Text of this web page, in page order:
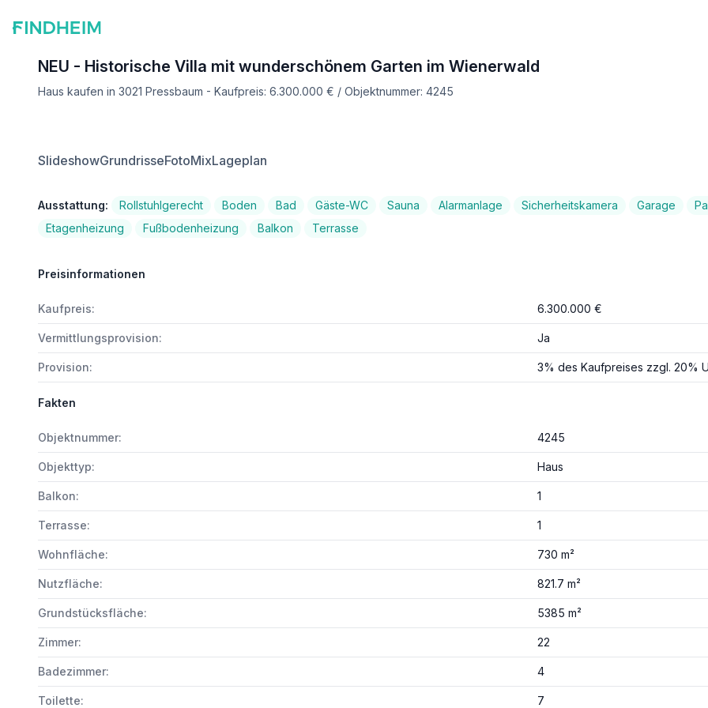
NEU - Historische Villa mit wunderschönem Garten im Wienerwald
Haus kaufen in 3021 Pressbaum - Kaufpreis: 6.300.000 € / Objektnummer: 4245
SlideshowGrundrisseFotoMixLageplan
Ausstattung: Rollstuhlgerecht Boden Bad Gäste-WC Sauna Alarmanlage Sicherheitskamera Garage
Etagenheizung
Fußbodenheizung Balkon Terrasse
Preisinformationen
Kaufpreis: 6.300.000 €
Vermittlungsprovision: Ja
Provision: 3% des Kaufpreises zzgl. 20%
Fakten
Objektnummer: 4245
Objekttyp: Haus
Balkon: 1
Terrasse: 1
Wohnfläche: 730 m²
Nutzfläche: 821.7 m²
Grundstücksfläche: 5385 m²
Zimmer: 22
Badezimmer: 4
Toilette: 7